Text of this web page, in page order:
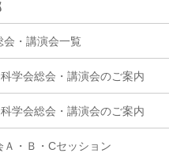
会・講演会一覧
学会総会・講演会のご案内
学会総会・講演会のご案内
Ａ・Ｂ・Cセッション